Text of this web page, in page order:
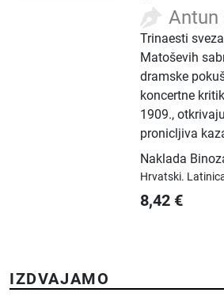
Antun
Trinaesti
Matoševih
dramske
koncertne
1909.,
pronicljiva
Naklada
Hrvatski.
8,42 €
IZDVAJAMO